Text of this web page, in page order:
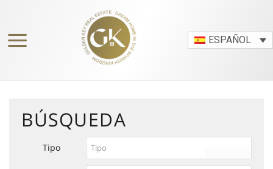
content
ESPAÑOL
BÚSQUEDA
Tipo